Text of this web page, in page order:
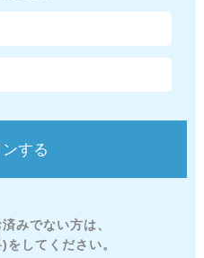
みでない方は、
してください。